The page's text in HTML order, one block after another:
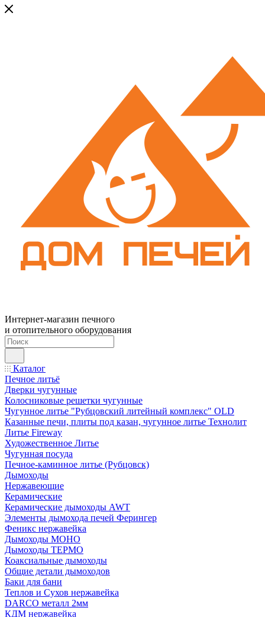
Интернет-магазин печного
и отопительного оборудования
Каталог
Печное литьё
Дверки чугунные
Колосниковые решетки чугунные
Чугунное литье "Рубцовский литейный комплекс" OLD
Казанные печи, плиты под казан, чугунное литье Технолит
Литье Fireway
Художественное Литье
Чугунная посуда
Печное-каминное литье (Рубцовск)
Дымоходы
Нержавеющие
Керамические
Керамические дымоходы AWT
Элементы дымохода печей Ферингер
Феникс нержавейка
Дымоходы МОНО
Дымоходы ТЕРМО
Коаксиальные дымоходы
Общие детали дымоходов
Баки для бани
Теплов и Сухов нержавейка
DARCO металл 2мм
КДМ нержавейка